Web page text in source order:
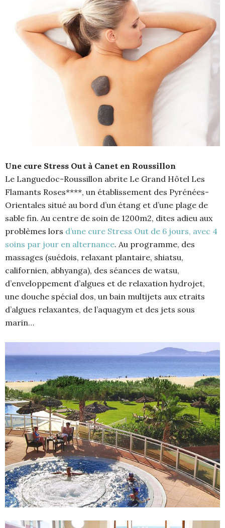
Une cure Stress Out à Canet en Roussillon
Le Languedoc-Roussillon abrite Le Grand Hôtel Les
Flamants Roses****, un établissement des Pyrénées-
Orientales situé au bord d’un étang et d’une plage de
sable fin. Au centre de soin de 1200m2, dites adieu aux
problèmes lors d’une cure Stress Out de 6 jours, avec 4
soins par jour en alternance. Au programme, des
massages (suédois, relaxant plantaire, shiatsu,
californien, abhyanga), des séances de watsu,
d’enveloppement d’algues et de relaxation hydrojet,
une douche spécial dos, un bain multijets aux etraits
d’algues relaxantes, de l’aquagym et des jets sous
marin…